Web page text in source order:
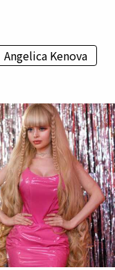
Angelica Kenova